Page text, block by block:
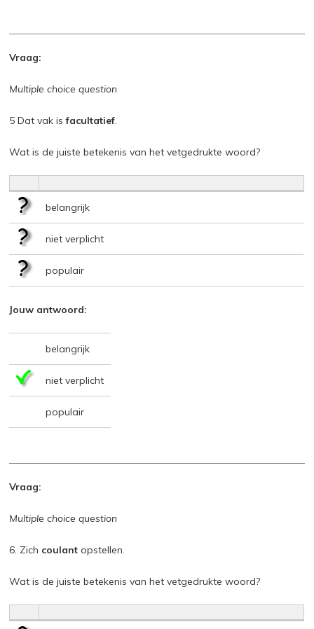
Vraag:
Multiple choice question
5 Dat vak isfacultatief.
Wat is de juiste betekenis van het vetgedrukte woord?
belangrijk
niet verplicht
populair
Jouw antwoord:
belangrijk
niet verplicht
populair
Vraag:
Multiple choice question
6. Zich coulant opstellen.
Wat is de juiste betekenis van het vetgedrukte woord?